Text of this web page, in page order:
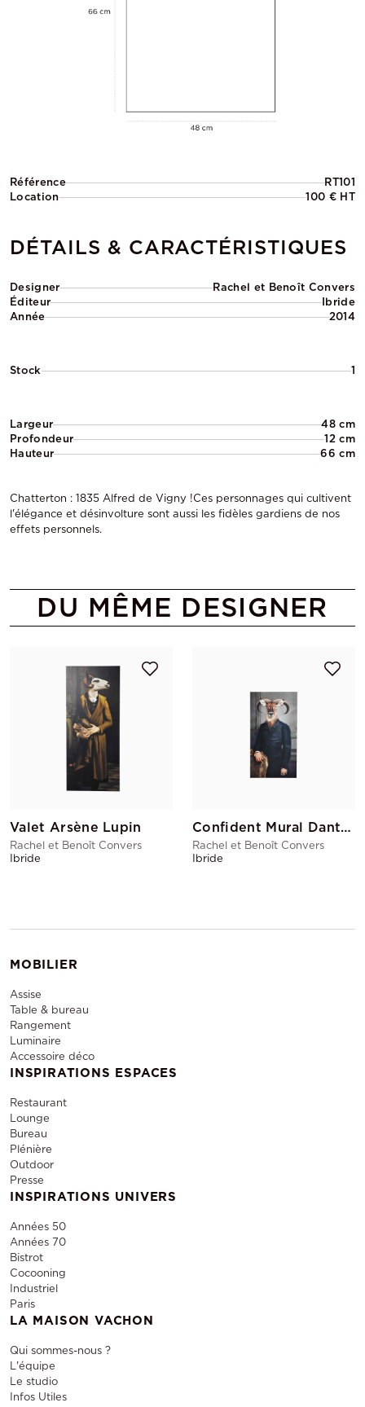
Référence
RT101
Location
100 € HT
DÉTAILS & CARACTÉRISTIQUES
Designer
Rachel et Benoît Convers
Éditeur
Ibride
Année
2014
Stock 1
Largeur
48 cm
Profondeur
12 cm
Hauteur
66 cm
Chatterton : 1835 Alfred de Vigny !Ces personnages qui cultivent
l'élégance et désinvolture sont aussi les fidèles gardiens de nos
effets personnels.
DU MÊME DESIGNER
Valet Arsène Lupin
Rachel et Benoît Convers
Ibride
Confident Mural Dantès
Rachel et Benoît Convers
Ibride
MOBILIER
Assise
Table & bureau
Rangement
Luminaire
Accessoire déco
INSPIRATIONS ESPACES
Restaurant
Lounge
Bureau
Plénière
Outdoor
Presse
INSPIRATIONS UNIVERS
Années 50
Années 70
Bistrot
Cocooning
Industriel
Paris
LA MAISON VACHON
Qui sommes-nous ?
L'équipe
Le studio
Infos Utiles